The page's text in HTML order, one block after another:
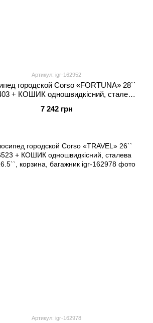
Артикул: igr-162952
городской Corso «FORTUNA» 28``
+ КОШИК одношвидкісний, сталева
7 242 грн
Артикул: igr-162978